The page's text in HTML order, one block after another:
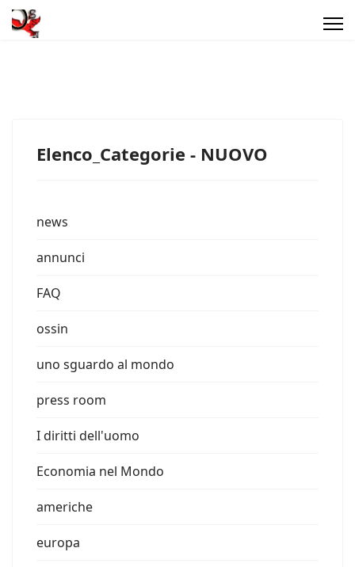
Elenco_Categorie - NUOVO
news
annunci
FAQ
ossin
uno sguardo al mondo
press room
I diritti dell'uomo
Economia nel Mondo
americhe
europa